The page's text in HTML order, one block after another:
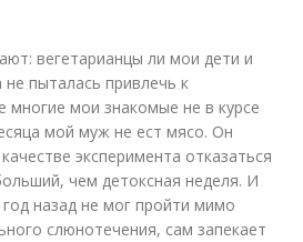
вегетарианцы ли мои дети и
пыталась привлечь к
многие мои знакомые не в курсе
мой муж не ест мясо. Он
эксперимента отказаться
чем детоксная неделя. И
назад не мог пройти мимо
слюнотечения, сам запекает